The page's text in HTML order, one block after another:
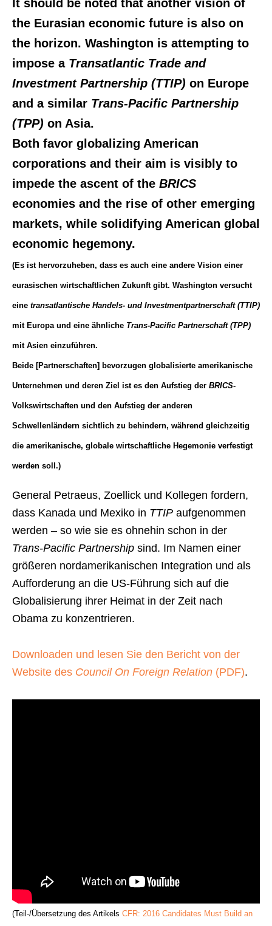
It should be noted that another vision of
the Eurasian economic future is also on
the horizon. Washington is attempting to
impose a Transatlantic Trade and
Investment Partnership (TTIP) on Europe
and a similar Trans-Pacific Partnership
(TPP) on Asia.
Both favor globalizing American
corporations and their aim is visibly to
impede the ascent of the BRICS
economies and the rise of other emerging
markets, while solidifying American global
economic hegemony.
(Es ist hervorzuheben, dass es auch eine andere Vision einer
eurasischen wirtschaftlichen Zukunft gibt. Washington versucht
eine transatlantische Handels- und Investmentpartnerschaft (TTIP)
mit Europa und eine ähnliche Trans-Pacific Partnerschaft (TPP)
mit Asien einzuführen.
Beide [Partnerschaften] bevorzugen globalisierte amerikanische
Unternehmen und deren Ziel ist es den Aufstieg der BRICS-
Volkswirtschaften und den Aufstieg der anderen
Schwellenländern sichtlich zu behindern, während gleichzeitig
die amerikanische, globale wirtschaftliche Hegemonie verfestigt
werden soll.)
General Petraeus, Zoellick und Kollegen fordern,
dass Kanada und Mexiko in TTIP aufgenommen
werden – so wie sie es ohnehin schon in der
Trans-Pacific Partnership sind. Im Namen einer
größeren nordamerikanischen Integration und als
Aufforderung an die US-Führung sich auf die
Globalisierung ihrer Heimat in der Zeit nach
Obama zu konzentrieren.
Downloaden und lesen Sie den Bericht von der
Website des Council On Foreign Relation (PDF).
(Teil-/Übersetzung des Artikels CFR: 2016 Candidates Must Build an